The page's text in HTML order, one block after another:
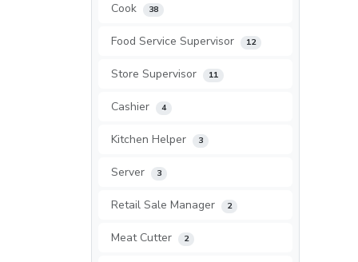
Cook 38
Food Service Supervisor 12
Store Supervisor 11
Cashier 4
Kitchen Helper 3
Server 3
Retail Sale Manager 2
Meat Cutter 2